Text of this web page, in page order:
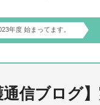
年度 始まってます。
通信ブログ